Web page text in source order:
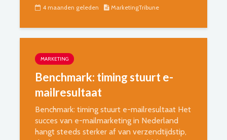
4 maanden geleden MarketingTribune
MARKETING
Benchmark: timing stuurt e-
mailresultaat
Benchmark: timing stuurt e-mailresultaat Het
succes van e-mailmarketing in Nederland
hangt steeds sterker af van verzendtijdstip,